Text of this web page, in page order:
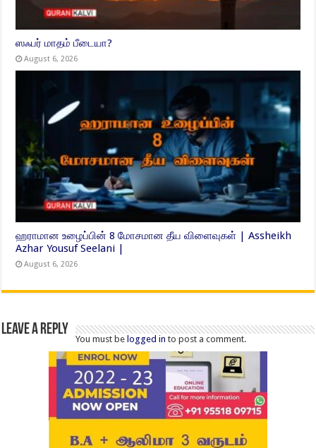
ஸஃபர் மாதம் பீடையா?
August 6, 2026
ஹராமான உழைப்பின் 8 மோசமான தீய விளைவுகள் | Assheikh
Azhar Yousuf Seelani |
August 6, 2026
Leave a Reply
You must belogged in to post a comment.